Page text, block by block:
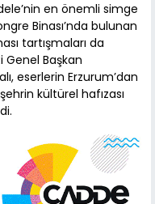
en önemli simge
Binası’nda bulunan
tartışmaları da
Başkan
eserlerin Erzurum’dan
kültürel hafızası